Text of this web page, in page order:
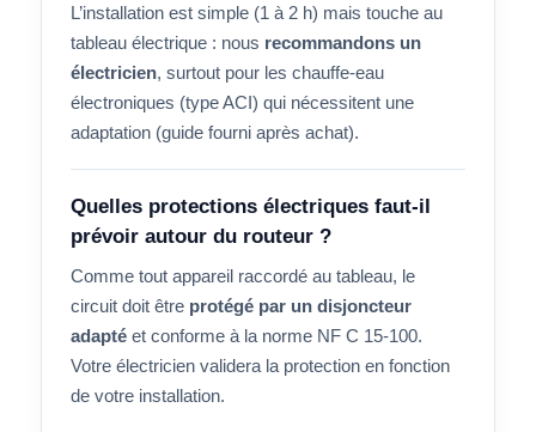
L’installation est simple (1 à 2 h) mais touche au
tableau électrique : nous recommandons un
électricien, surtout pour les chauffe-eau
électroniques (type ACI) qui nécessitent une
adaptation (guide fourni après achat).
Quelles protections électriques faut-il
prévoir autour du routeur ?
Comme tout appareil raccordé au tableau, le
circuit doit être protégé par un disjoncteur
adapté et conforme à la norme NF C 15-100.
Votre électricien validera la protection en fonction
de votre installation.